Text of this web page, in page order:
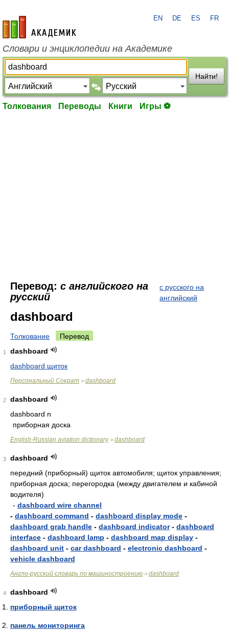
academic.ru
EN DE ES FR
Словари и энциклопедии на Академике
Найти!
Толкования Переводы Книги Игры ⚽
Перевод: с английского на
русский
с русского на
английский
dashboard
Толкование Перевод
1
dashboard
dashboard щиток
Персональный Сократ > dashboard
2
dashboard
dashboard n
приборная доска
English-Russian aviation dictionary> dashboard
3
dashboard
передний (приборный) щиток автомобиля; щиток управления;
приборная доска; перегородка (между двигателем и кабиной
водителя)
- dashboard wire channel
- dashboard command - dashboard display mode -
dashboard grab handle - dashboard indicator- dashboard
interface - dashboard lamp - dashboard map display -
dashboard unit - car dashboard - electronic dashboard -
vehicle dashboard
Англо-русский словарь по машиностроению > dashboard
4
dashboard
приборный щиток
панель мониторинга